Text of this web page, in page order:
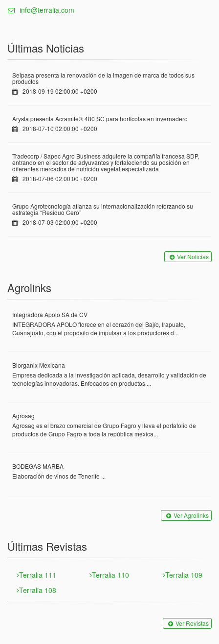
info@terralia.com
Últimas Noticias
Seipasa presenta la renovación de la imagen de marca de todos sus
productos
2018-09-19 02:00:00 +0200
Arysta presenta Acramite® 480 SC para hortícolas en invernadero
2018-07-10 02:00:00 +0200
Tradecorp / Sapec Agro Business adquiere la compañía francesa SDP,
entrando en el sector de adyuvantes y fortaleciendo su posición en
diferentes mercados de nutrición vegetal especializada
2018-07-06 02:00:00 +0200
Grupo Agrotecnología afianza su internacionalización reforzando su
estrategia “Residuo Cero”
2018-07-03 02:00:00 +0200
Ver Noticias
Agrolinks
Integradora Apolo SA de CV
INTEGRADORA APOLO florece en el corazón del Bajío, Irapuato,
Guanajuato, con el propósito de impulsar a los productores d...
Biorganix Mexicana
Empresa dedicada a la investigación aplicada, desarrollo y validación de
tecnologías innovadoras. Enfocados en productos ...
Agrosag
Agrosag es el brazo comercial de Grupo Fagro y lleva el portafolio de
productos de Grupo Fagro a toda la república mexica...
BODEGAS MARBA
Elaboración de vinos de Tenerife ...
Ver Agrolinks
Últimas Revistas
Terralia 111 Terralia 110
Terralia 109
Terralia 108
Ver Revistas